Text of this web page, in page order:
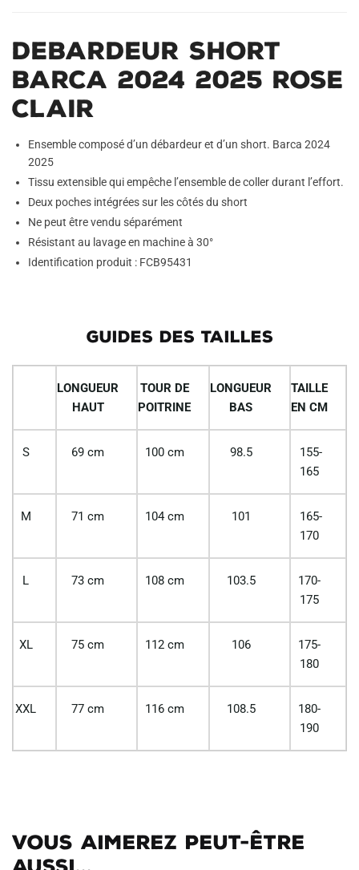
Debardeur Short
Barca 2024 2025 Rose
Clair
Ensemble composé d’un débardeur et d’un short. Barca 2024
2025
Tissu extensible qui empêche l’ensemble de coller durant l’effort.
Deux poches intégrées sur les côtés du short
Ne peut être vendu séparément
Résistant au lavage en machine à 30°
Identification produit : FCB95431
GUIDES DES TAILLES
LONGUEUR
HAUT
TOUR DE
POITRINE
LONGUEUR
BAS
TAILLE
EN CM
S 69 cm 100 cm 98.5
155-
165
M 71 cm 104 cm 101
165-
170
L 73 cm 108 cm 103.5
170-
175
XL 75 cm 112 cm 106
175-
180
XXL 77 cm 116 cm 108.5
180-
190
Vous aimerez peut-être